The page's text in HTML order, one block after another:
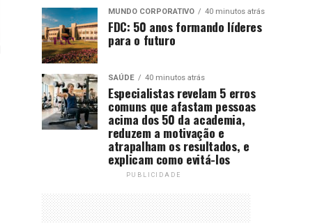
MUNDO CORPORATIVO 40 minutos atrás
FDC: 50 anos formando líderes
para o futuro
SAÚDE 40 minutos atrás
Especialistas revelam 5 erros
comuns que afastam pessoas
acima dos 50 da academia,
reduzem a motivação e
atrapalham os resultados, e
explicam como evitá-los
PUBLICIDADE